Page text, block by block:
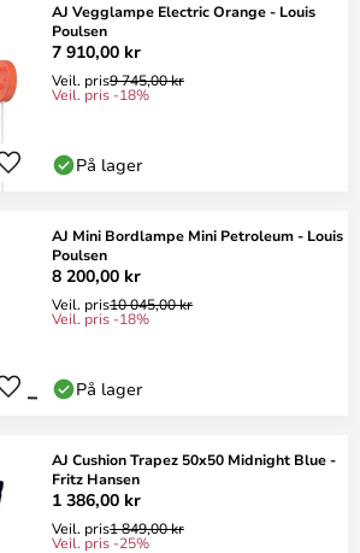
AJ Vegglampe Electric Orange - Louis
Poulsen
7 910,00 kr
Veil. pris9 745,00 kr
Veil. pris -18%
På lager
AJ Mini Bordlampe Mini Petroleum - Louis
Poulsen
8 200,00 kr
Veil. pris10 045,00 kr
Veil. pris -18%
På lager
AJ Cushion Trapez 50x50 Midnight Blue -
Fritz Hansen
1 386,00 kr
Veil. pris1 849,00 kr
Veil. pris -25%